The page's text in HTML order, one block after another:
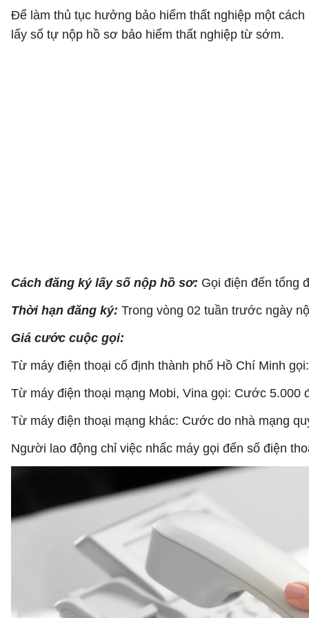
Để làm thủ tục hưởng bảo hiểm thất nghiệp một
lấy số tự nộp hồ sơ bảo hiểm thất nghiệp từ sớm.
Cách đăng ký lấy số nộp hồ sơ: Gọi điện đến tổng
Thời hạn đăng ký: Trong vòng 02 tuần trước ngày
Giá cước cuộc gọi:
Từ máy điện thoại cố định thành phố Hồ Chí Minh
Từ máy điện thoại mạng Mobi, Vina gọi: Cước 5.000
Từ máy điện thoại mạng khác: Cước do nhà mạng
Người lao động chỉ việc nhấc máy gọi đến số điện